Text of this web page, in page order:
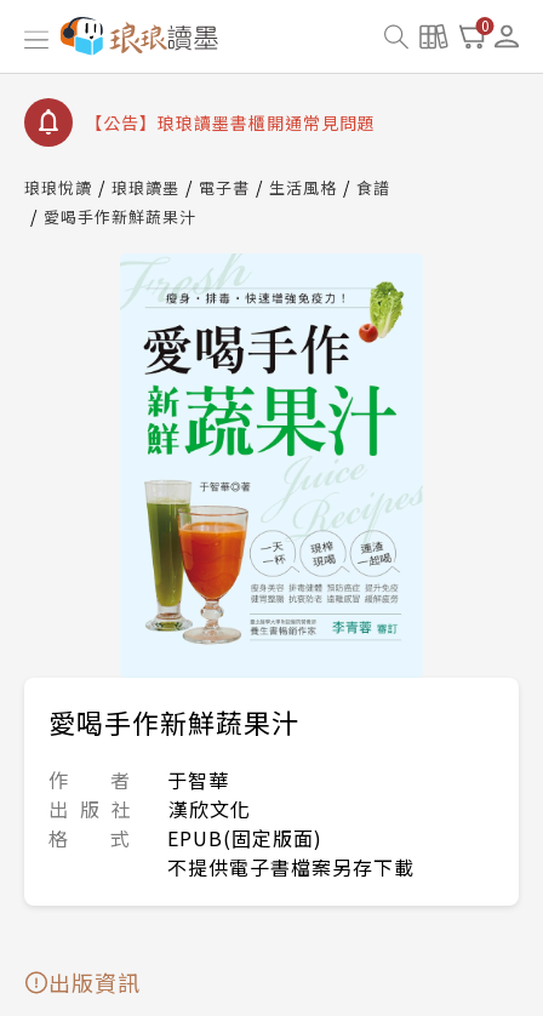
0
【公告】因 Readmoo 讀墨系統維護中，本站同步暫
停部分閱讀服務
【公告】琅琅讀墨數位閱讀資產合併與書櫃開通申請
【公告】琅琅讀墨書櫃開通常見問題
請圖文教學
【公告】琅琅書店服務升級重要說明及資產合併結果
查詢
【公告】因 Readmoo 讀墨系統維護中，本站同步暫
停部分閱讀服務
琅琅悅讀 琅琅讀墨 電子書 生活風格
食譜
愛喝手作新鮮蔬果汁
愛喝手作新鮮蔬果汁
作 者
于智華
出 版 社
漢欣文化
格 式
EPUB(固定版面)
不提供電子書檔案另存下載
出版資訊